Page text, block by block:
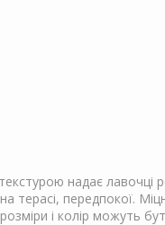
надає лавочці
терасі, передпокої.
і колір можуть